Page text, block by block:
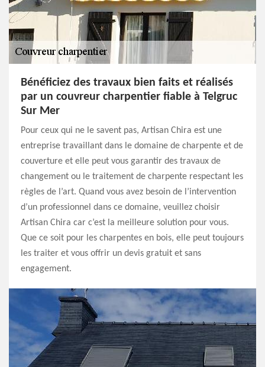
Bénéficiez des travaux bien faits et réalisés
par un couvreur charpentier fiable à Telgruc
Sur Mer
Pour ceux qui ne le savent pas, Artisan Chira est une
entreprise travaillant dans le domaine de charpente et de
couverture et elle peut vous garantir des travaux de
changement ou le traitement de charpente respectant les
règles de l’art. Quand vous avez besoin de l’intervention
d’un professionnel dans ce domaine, veuillez choisir
Artisan Chira car c’est la meilleure solution pour vous.
Que ce soit pour les charpentes en bois, elle peut toujours
les traiter et vous offrir un devis gratuit et sans
engagement.